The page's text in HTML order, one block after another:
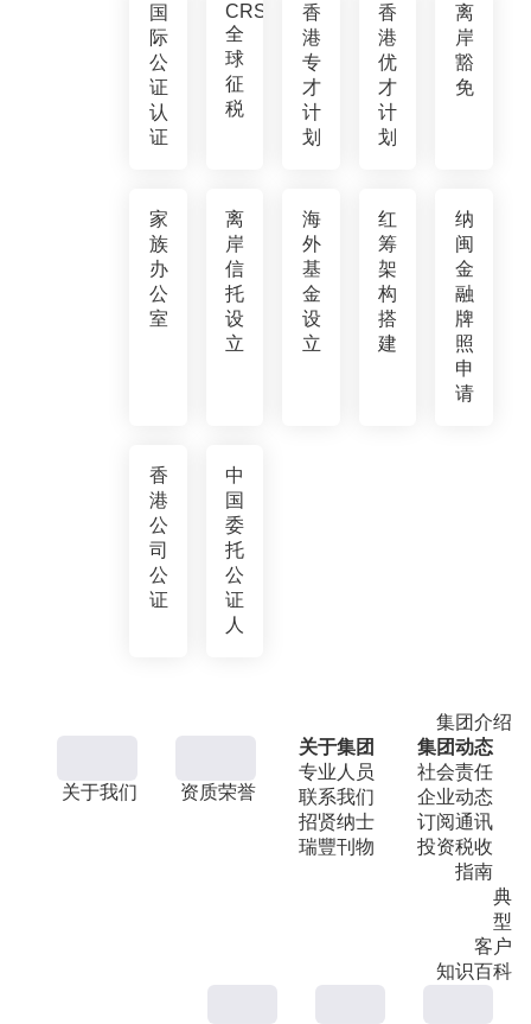
国
际
公
证
认
证
CRS
全
球
征
税
香
港
专
才
计
划
香
港
优
才
计
划
离
岸
豁
免
家
族
办
公
室
离
岸
信
托
设
立
海
外
基
金
设
立
红
筹
架
构
搭
建
纳
闽
金
融
牌
照
申
请
香
港
公
司
公
证
中
国
委
托
公
证
人
集团介绍
关于我们 资质荣誉
关于集团
专业人员
联系我们
招贤纳士
瑞豐刊物
集团动态
社会责任
企业动态
订阅通讯
投资税收
指南
典
型
客户
知识百科